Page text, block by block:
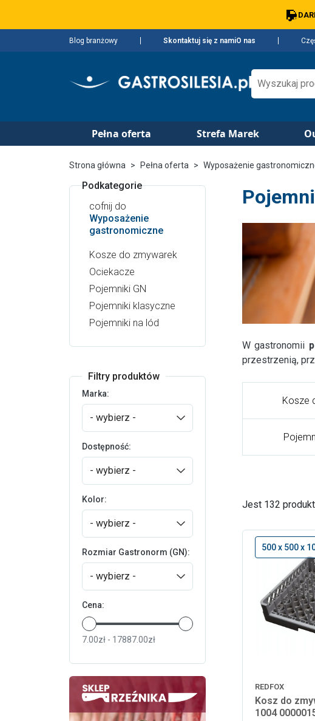
Blog branżowy Skontaktuj się z namiO nas
Pełna oferta Strefa Marek
Strona główna Pełna oferta Wyposażenie
Podkategorie
cofnij do
Wyposażenie
gastronomiczne
Kosze do zmywarek
Ociekacze
Pojemniki GN
Pojemniki klasyczne
Pojemniki na lód
Filtry produktów
Marka:
- wybierz -
Dostępność:
- wybierz -
Kolor:
- wybierz -
Rozmiar Gastronorm (GN):
- wybierz -
Cena:
7.00zł - 17887.00zł
W gastronomii
przestrzenią,
Kosze
Jest 132
500 x 500 x
REDFOX
Kosz do
1004